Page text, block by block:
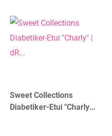
Sweet Collections
Diabetiker-Etui "Charly" |